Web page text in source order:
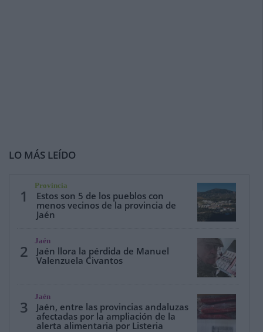
LO MÁS LEÍDO
1
Provincia
Estos son 5 de los pueblos con
menos vecinos de la provincia de
Jaén
2
Jaén
Jaén llora la pérdida de Manuel
Valenzuela Civantos
3
Jaén
Jaén, entre las provincias andaluzas
afectadas por la ampliación de la
alerta alimentaria por Listeria